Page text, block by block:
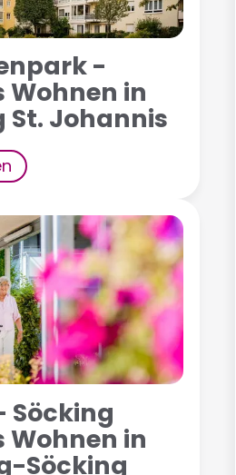
-
Wohnen in
St. Johannis
Söcking
Wohnen in
Söcking